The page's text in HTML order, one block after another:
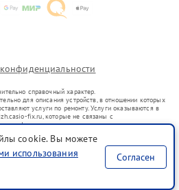
справочный характер.
для описания устройств, в отношении которых
услуги по ремонту. Услуги оказываются в
fix.ru, которые не связаны с
их официальными представителями.
введенных в гражданский оборот в соответствии
цели индивидуализации услуг или введения
информирования о предоставляемых услугах по
публичной офертой, определяемой
кодекса РФ
cookie. Вы можете
использования
Согласен